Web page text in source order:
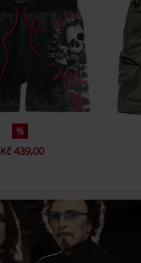
%
Kč 439,00